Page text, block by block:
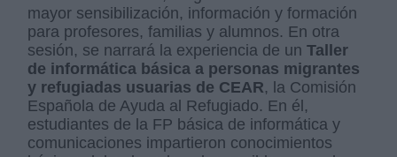
mayor sensibilización, información y formación
para profesores, familias y alumnos. En otra
sesión, se narrará la experiencia de unTaller
de informática básica a personas migrantes
y refugiadas usuarias de CEAR, la Comisión
Española de Ayuda al Refugiado. En él,
estudiantes de la FP básica de informática y
comunicaciones impartieron conocimientos